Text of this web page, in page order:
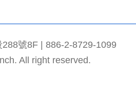
號8F | 886-2-8729-1099
All right reserved.